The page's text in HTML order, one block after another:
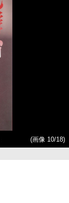
(画像 10/18)